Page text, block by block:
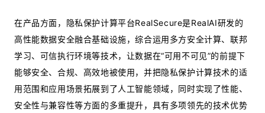
在产品方面，隐私保护计算平台RealSecure是RealAI研发的
高性能数据安全融合基础设施，综合运用多方安全计算、联邦
学习、可信执行环境等技术，让数据在“可用不可见”的前提下
能够安全、合规、高效地被使用，并把隐私保护计算技术的适
用范围和应用场景拓展到了人工智能领域，同时实现了性能、
安全性与兼容性等方面的多重提升，具有多项领先的技术优势